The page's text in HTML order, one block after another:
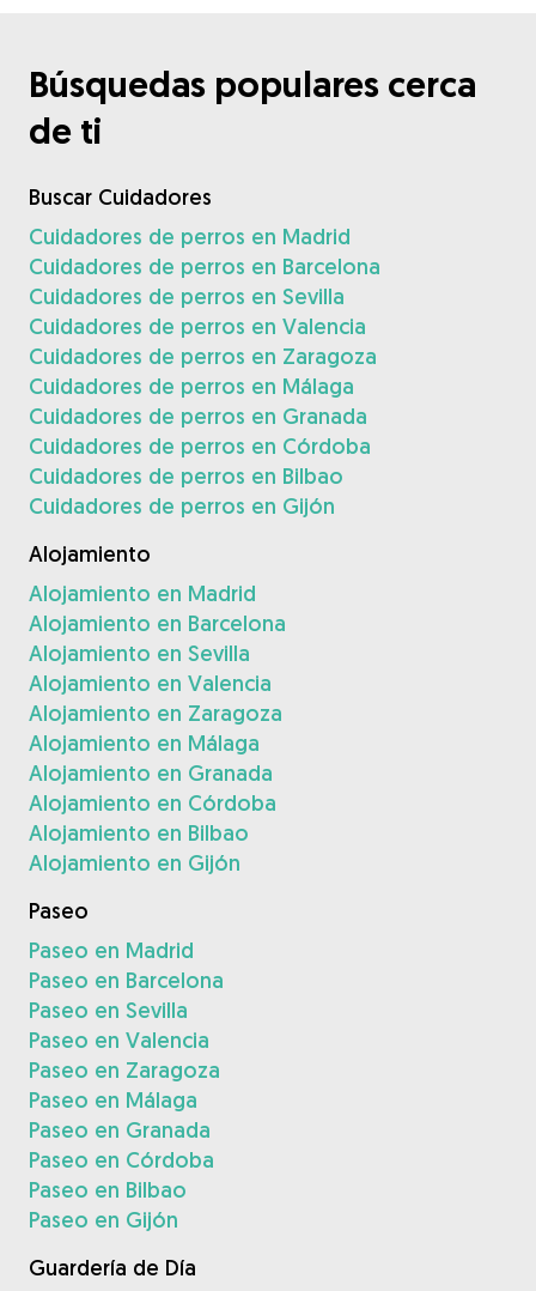
Búsquedas populares cerca
de ti
Buscar Cuidadores
Cuidadores de perros en Madrid
Cuidadores de perros en Barcelona
Cuidadores de perros en Sevilla
Cuidadores de perros en Valencia
Cuidadores de perros en Zaragoza
Cuidadores de perros en Málaga
Cuidadores de perros en Granada
Cuidadores de perros en Córdoba
Cuidadores de perros en Bilbao
Cuidadores de perros en Gijón
Alojamiento
Alojamiento en Madrid
Alojamiento en Barcelona
Alojamiento en Sevilla
Alojamiento en Valencia
Alojamiento en Zaragoza
Alojamiento en Málaga
Alojamiento en Granada
Alojamiento en Córdoba
Alojamiento en Bilbao
Alojamiento en Gijón
Paseo
Paseo en Madrid
Paseo en Barcelona
Paseo en Sevilla
Paseo en Valencia
Paseo en Zaragoza
Paseo en Málaga
Paseo en Granada
Paseo en Córdoba
Paseo en Bilbao
Paseo en Gijón
Guardería de Día